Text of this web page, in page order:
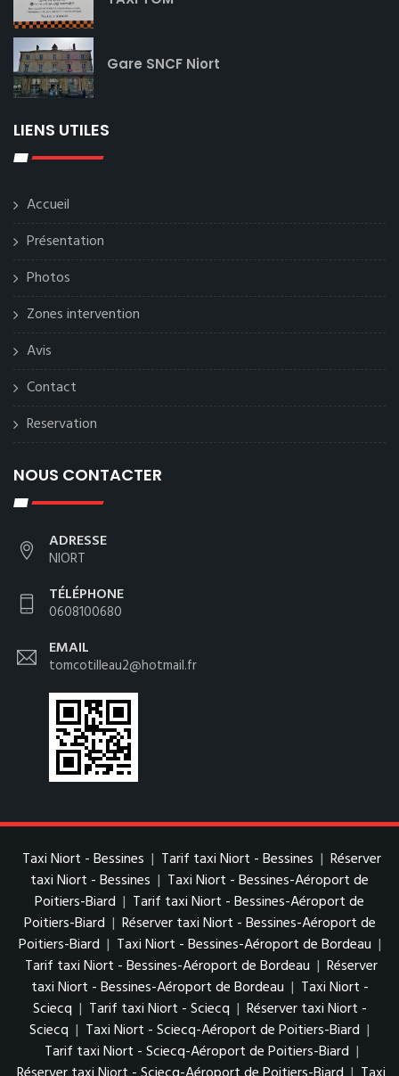
Gare SNCF Niort
LIENS UTILES
Accueil
Présentation
Photos
Zones intervention
Avis
Contact
Reservation
NOUS CONTACTER
ADRESSE
NIORT
TÉLÉPHONE
0608100680
EMAIL
tomcotilleau2@hotmail.fr
Taxi Niort - Bessines | Tarif taxi Niort - Bessines | Réserver
taxi Niort - Bessines | Taxi Niort - Bessines-Aéroport de
Poitiers-Biard | Tarif taxi Niort - Bessines-Aéroport de
Poitiers-Biard | Réserver taxi Niort - Bessines-Aéroport de
Poitiers-Biard | Taxi Niort - Bessines-Aéroport de Bordeau |
Tarif taxi Niort - Bessines-Aéroport de Bordeau | Réserver
taxi Niort - Bessines-Aéroport de Bordeau | Taxi Niort -
Sciecq | Tarif taxi Niort - Sciecq | Réserver taxi Niort -
Sciecq | Taxi Niort - Sciecq-Aéroport de Poitiers-Biard |
Tarif taxi Niort - Sciecq-Aéroport de Poitiers-Biard |